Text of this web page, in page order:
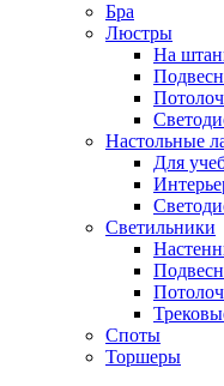
Бра
Люстры
На
Настольные
Для
Светильники
Споты
Торшеры